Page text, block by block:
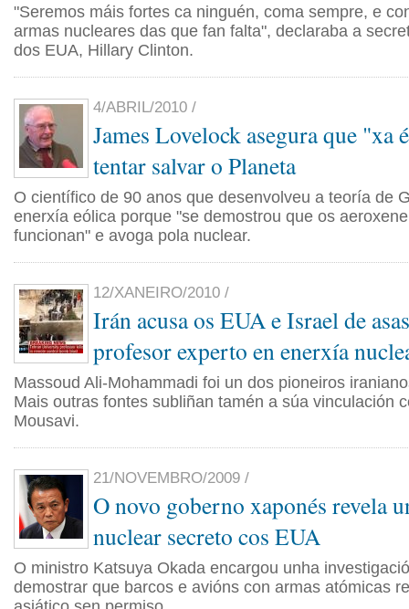
"Seremos máis fortes ca ninguén, coma sempre, e
armas nucleares das que fan falta", declaraba a
dos EUA, Hillary Clinton.
4/ABRIL/2010 /
James Lovelock asegura que "xa
tentar salvar o Planeta
O científico de 90 anos que desenvolveu a teoría de
enerxía eólica porque "se demostrou que os
funcionan" e avoga pola nuclear.
12/XANEIRO/2010 /
Irán acusa os EUA e Israel de
profesor experto en enerxía
Massoud Ali-Mohammadi foi un dos pioneiros
Mais outras fontes subliñan tamén a súa vinculación
Mousavi.
21/NOVEMBRO/2009 /
O novo goberno xaponés revela
nuclear secreto cos EUA
O ministro Katsuya Okada encargou unha
demostrar que barcos e avións con armas atómicas